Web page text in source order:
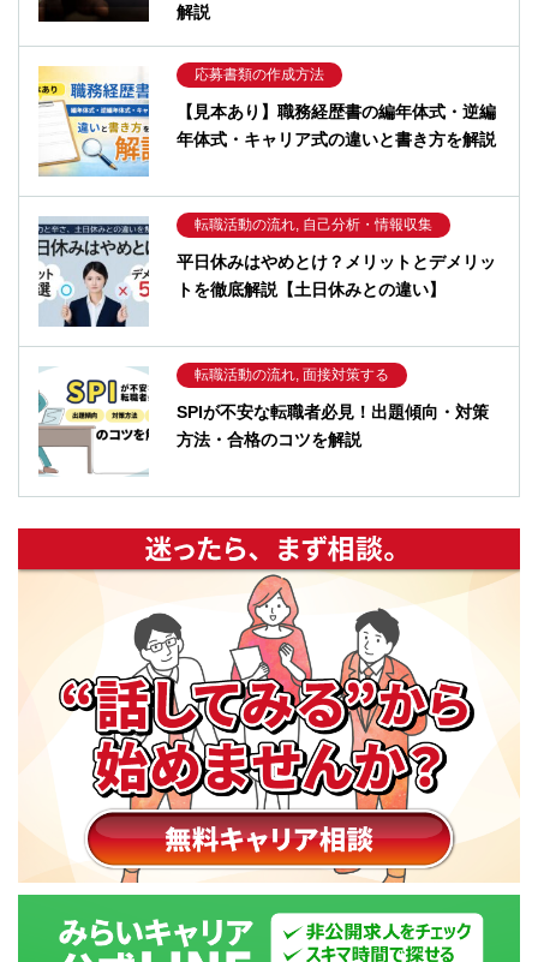
解説
応募書類の作成方法
【見本あり】職務経歴書の編年体式・逆編
年体式・キャリア式の違いと書き方を解説
転職活動の流れ, 自己分析・情報収集
平日休みはやめとけ？メリットとデメリッ
トを徹底解説【土日休みとの違い】
転職活動の流れ, 面接対策する
SPIが不安な転職者必見！出題傾向・対策
方法・合格のコツを解説